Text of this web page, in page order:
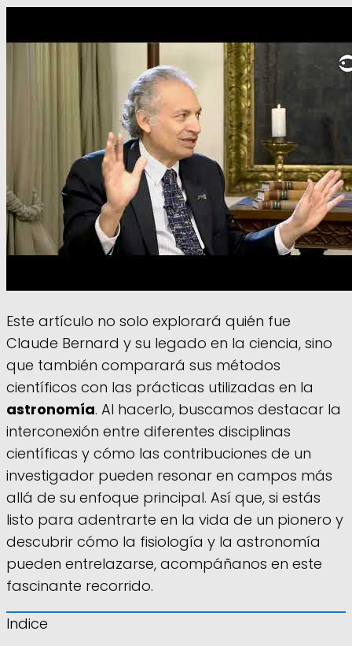
Este artículo no solo explorará quién fue
Claude Bernard y su legado en la ciencia, sino
que también comparará sus métodos
científicos con las prácticas utilizadas en la
astronomía. Al hacerlo, buscamos destacar la
interconexión entre diferentes disciplinas
científicas y cómo las contribuciones de un
investigador pueden resonar en campos más
allá de su enfoque principal. Así que, si estás
listo para adentrarte en la vida de un pionero y
descubrir cómo la fisiología y la astronomía
pueden entrelazarse, acompáñanos en este
fascinante recorrido.
Indice